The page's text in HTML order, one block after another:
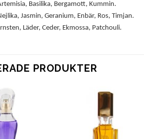
Basilika, Bergamott, Kummin.
Jasmin, Geranium, Enbär, Ros, Timjan.
Läder, Ceder, Ekmossa, Patchouli.
PRODUKTER